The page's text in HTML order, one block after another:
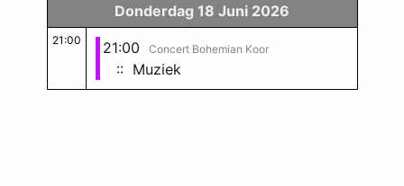
Donderdag 18 Juni 2026
21:00 21:00 Concert Bohemian Koor
:: Muziek